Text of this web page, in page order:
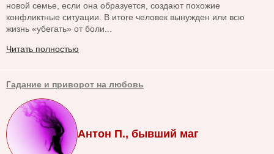
новой семье, если она образуется, создают похожие
конфликтные ситуации. В итоге человек вынужден или всю
жизнь «убегать» от боли...
Читать полностью
Гадание и приворот на любовь
Антон П., бывший маг